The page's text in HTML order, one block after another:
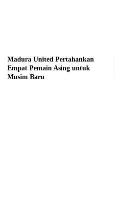
Madura United Pertahankan
Empat Pemain Asing untuk
Musim Baru